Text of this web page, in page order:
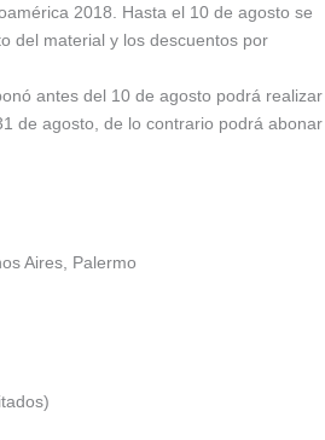
2018. Hasta el 10 de agosto se
del material y los descuentos por
antes del 10 de agosto podrá realizar
de agosto, de lo contrario podrá abonar
Aires, Palermo